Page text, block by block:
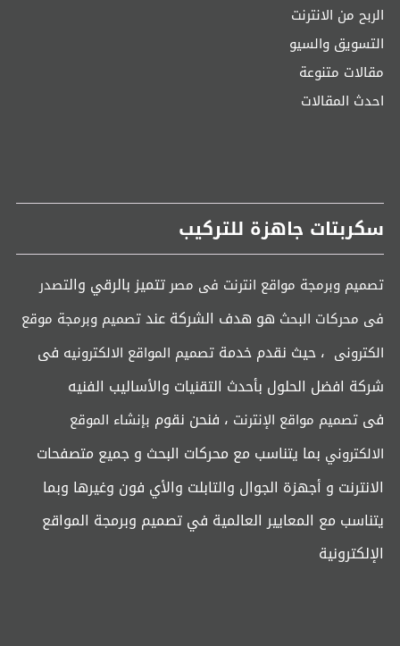
الربح من الانترنت
التسويق والسيو
مقالات متنوعة
احدث المقالات
سكربتات جاهزة للتركيب
تصميم وبرمجة مواقع انترنت فى مصرتتميز بالرقي والتصدر
فى محركات البحث هو هدف الشركة عندتصميم وبرمجة موقع
الكترونى ، حيث نقدم خدمة تصميم المواقع الالكترونيه فى
شركة افضل الحلول بأحدث التقنيات والأساليب الفنيه
فى تصميم مواقع الإنترنت ، فنحن نقوم بإنشاء الموقع
الالكتروني بما يتناسب مع محركات البحث و جميع متصفحات
الانترنت و أجهزة الجوال والتابلت والأي فون وغيرها وبما
يتناسب مع المعايير العالمية في تصميم وبرمجة المواقع
الإلكترونية